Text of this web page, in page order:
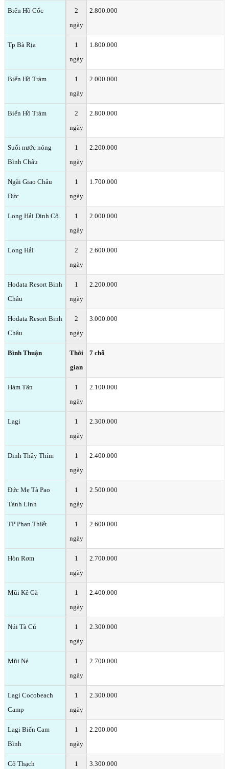
Biển Hồ Cốc
2
ngày
2.800.000
Tp Bà Rịa
1
ngày
1.800.000
Biển Hồ Tràm
1
ngày
2.000.000
Biển Hồ Tràm
2
ngày
2.800.000
Suối nước nóng
Bình Châu
1
ngày
2.200.000
Ngãi Giao Châu
Đức
1
ngày
1.700.000
Long Hải Dinh Cô
1
ngày
2.000.000
Long Hải
2
ngày
2.600.000
Hodata Resort Binh
Châu
1
ngày
2.200.000
Hodata Resort Binh
Châu
2
ngày
3.000.000
Bình Thuận
Thời
gian
7 chỗ
Hàm Tân
1
ngày
2.100.000
Lagi
1
ngày
2.300.000
Dinh Thầy Thím
1
ngày
2.400.000
Đức Mẹ Tà Pao
Tánh Linh
1
ngày
2.500.000
TP Phan Thiết
1
ngày
2.600.000
Hòn Rơm
1
ngày
2.700.000
Mũi Kê Gà
1
ngày
2.400.000
Núi Tà Cú
1
ngày
2.300.000
Mũi Né
1
ngày
2.700.000
Lagi Cocobeach
Camp
1
ngày
2.300.000
Lagi Biển Cam
Bình
1
ngày
2.200.000
Cổ Thạch 1 3.300.000